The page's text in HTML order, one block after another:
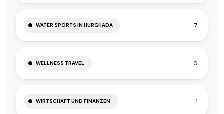
WATER SPORTS IN HURGHADA 7
WELLNESS TRAVEL 0
WIRTSCHAFT UND FINANZEN 1